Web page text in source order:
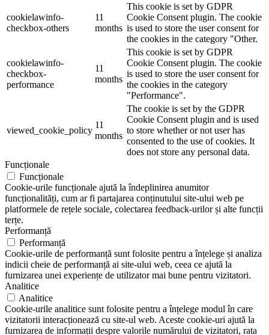
cookielawinfo-
checkbox-others
11
months
This cookie is set by GDPR
Cookie Consent plugin. The cookie
is used to store the user consent for
the cookies in the category "Other.
cookielawinfo-
checkbox-
performance
11
months
This cookie is set by GDPR
Cookie Consent plugin. The cookie
is used to store the user consent for
the cookies in the category
"Performance".
viewed_cookie_policy
11
months
The cookie is set by the GDPR
Cookie Consent plugin and is used
to store whether or not user has
consented to the use of cookies. It
does not store any personal data.
Funcționale
Funcționale
Cookie-urile funcționale ajută la îndeplinirea anumitor
funcționalități, cum ar fi partajarea conținutului site-ului web pe
platformele de rețele sociale, colectarea feedback-urilor și alte funcții
terțe.
Performanță
Performanță
Cookie-urile de performanță sunt folosite pentru a înțelege și analiza
indicii cheie de performanță ai site-ului web, ceea ce ajută la
furnizarea unei experiențe de utilizator mai bune pentru vizitatori.
Analitice
Analitice
Cookie-urile analitice sunt folosite pentru a înțelege modul în care
vizitatorii interacționează cu site-ul web. Aceste cookie-uri ajută la
furnizarea de informații despre valorile numărului de vizitatori, rata